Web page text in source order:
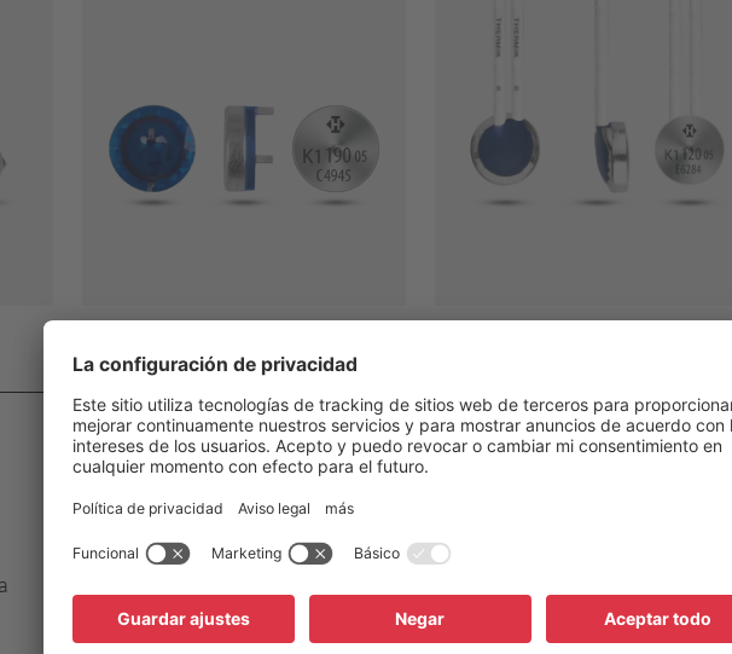
CK1 Pin
Clase de potencia: 1,6 A a 7,5 A
Series:K1
normalmente cerrado
con pins
Clase de potencia: 1,6 A a 7,5 A
Series:K1